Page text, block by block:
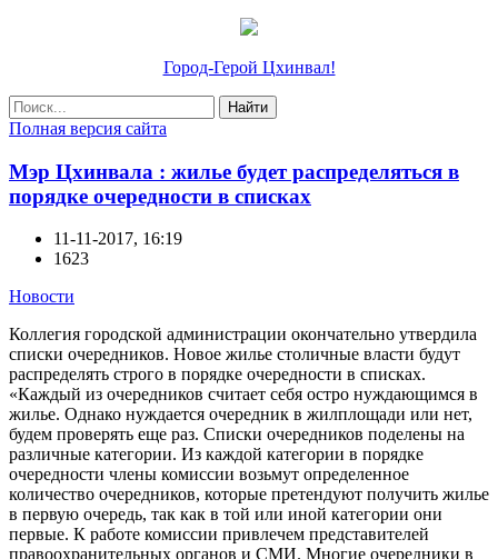
Город-Герой Цхинвал!
Найти
Полная версия сайта
Мэр Цхинвала : жилье будет распределяться в
порядке очередности в списках
11-11-2017, 16:19
1623
Новости
Коллегия городской администрации окончательно утвердила
списки очередников. Новое жилье столичные власти будут
распределять строго в порядке очередности в списках.
«Каждый из очередников считает себя остро нуждающимся в
жилье. Однако нуждается очередник в жилплощади или нет,
будем проверять еще раз. Списки очередников поделены на
различные категории. Из каждой категории в порядке
очередности члены комиссии возьмут определенное
количество очередников, которые претендуют получить жилье
в первую очередь, так как в той или иной категории они
первые. К работе комиссии привлечем представителей
правоохранительных органов и СМИ. Многие очередники в